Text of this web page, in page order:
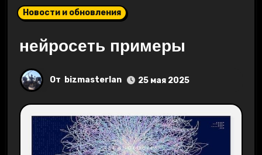
Новости и обновления
нейросеть примеры
От bizmasterlan 25 мая 2025